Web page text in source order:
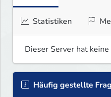
Statistiken
Dieser Server hat
Häufig gestellte